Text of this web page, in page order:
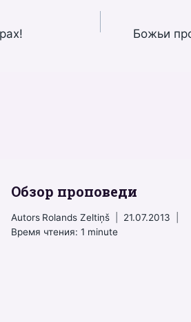
Божьи
Обзор проповеди
Autors Rolands Zeltiņš
21.07.2013
Время чтения: 1 minute